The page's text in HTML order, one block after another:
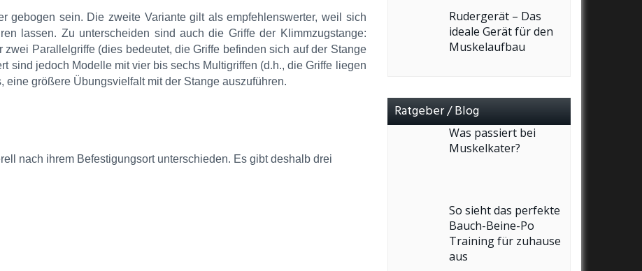
gebogen sein. Die zweite Variante gilt als empfehlenswerter, weil sich
lassen. Zu unterscheiden sind auch die Griffe der Klimmzugstange:
Parallelgriffe (dies bedeutet, die Griffe befinden sich auf der Stange
sind jedoch Modelle mit vier bis sechs Multigriffen (d.h., die Griffe liegen
eine größere Übungsvielfalt mit der Stange auszuführen.
nach ihrem Befestigungsort unterschieden. Es gibt deshalb drei
Rudergerät – Das
ideale Gerät für den
Muskelaufbau
Ratgeber / Blog
Was passiert bei
Muskelkater?
So sieht das perfekte
Bauch-Beine-Po
Training für zuhause
aus